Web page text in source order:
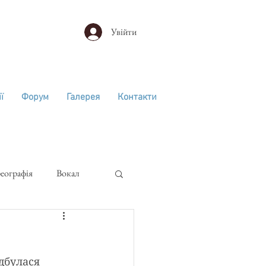
Форум Галерея Контакти
Увійти
Вокал